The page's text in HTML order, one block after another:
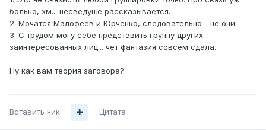
больно, хм... несведуще рассказывается.
2. Мочатся Малофеев и Юрченко, следовательно - не они.
3. С трудом могу себе представить группу других
заинтересованных лиц... чет фантазия совсем сдала.
Ну как вам теория заговора?
Вставить ник Цитата